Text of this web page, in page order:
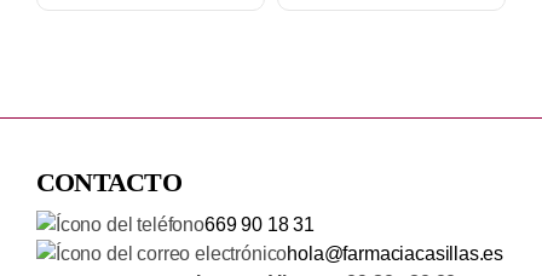
CONTACTO
669 90 18 31
hola@farmaciacasillas.es